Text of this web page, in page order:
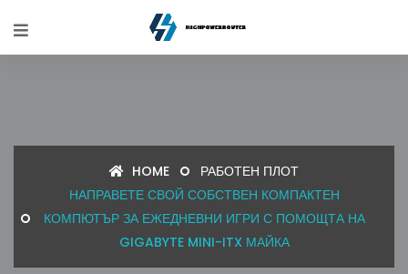
HOME
РАБОТЕН ПЛОТ
НАПРАВЕТЕ СВОЙ СОБСТВЕН КОМПАКТЕН
КОМПЮТЪР ЗА ЕЖЕДНЕВНИ ИГРИ С ПОМОЩТА НА
GIGABYTE MINI-ITX МАЙКА